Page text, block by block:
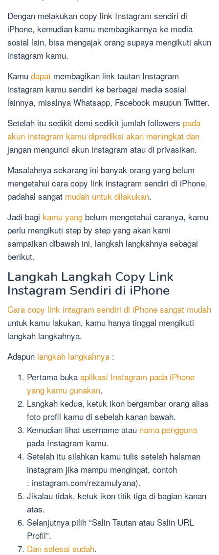
Dengan melakukan copy link Instagram sendiri di
iPhone, kemudian kamu membagikannya ke media
sosial lain, bisa mengajak orang supaya mengikuti akun
instagram kamu.
Kamu dapat membagikan link tautan Instagram
instagram kamu sendiri ke berbagai media sosial
lainnya, misalnya Whatsapp, Facebook maupun Twitter.
Setelah itu sedikit demi sedikit jumlah followers pada
akun instagram kamu diprediksi akan meningkat dan
jangan mengunci akun instagram atau di privasikan.
Masalahnya sekarang ini banyak orang yang belum
mengetahui cara copy link instagram sendiri di iPhone,
padahal sangat mudah untuk dilakukan.
Jadi bagi kamu yang belum mengetahui caranya, kamu
perlu mengikuti step by step yang akan kami
sampaikan dibawah ini, langkah langkahnya sebagai
berikut.
Langkah Langkah Copy Link
Instagram Sendiri di iPhone
Cara copy link intagram sendiri di iPhone sangat mudah
untuk kamu lakukan, kamu hanya tinggal mengikuti
langkah langkahnya.
Adapun langkah langkahnya :
Pertama buka aplikasi Instagram pada iPhone
yang kamu gunakan.
Langkah kedua, ketuk ikon bergambar orang alias
foto profil kamu di sebelah kanan bawah.
Kemudian lihat username atau nama pengguna
pada Instagram kamu.
Setelah itu silahkan kamu tulis setelah halaman
instagram jika mampu mengingat, contoh
: instagram.com/rezamulyana).
Jikalau tidak, ketuk ikon titik tiga di bagian kanan
atas.
Selanjutnya pilih “Salin Tautan atau Salin URL
Profil”.
Dan selesai sudah.